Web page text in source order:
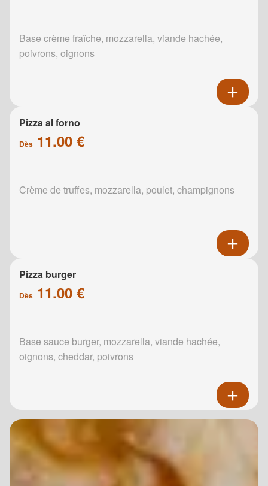
Base crème fraîche, mozzarella, viande hachée,
poivrons, oignons
Pizza al forno
Dès 11.00 €
Crème de truffes, mozzarella, poulet, champignons
Pizza burger
Dès 11.00 €
Base sauce burger, mozzarella, viande hachée,
oignons, cheddar, poivrons